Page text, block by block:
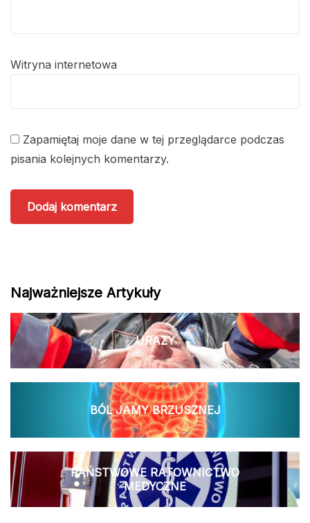
Witryna internetowa
Zapamiętaj moje dane w tej przeglądarce podczas
pisania kolejnych komentarzy.
Najważniejsze Artykuły
URAZY
BÓL JAMY BRZUSZNEJ
PAŃSTWOWE RATOWNICTWO
MEDYCZNE